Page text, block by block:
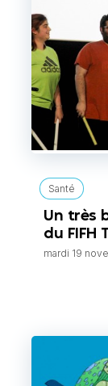
Santé
Un très
du FIFH
mardi 19